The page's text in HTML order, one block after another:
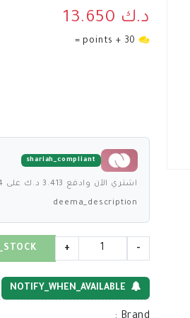
د.ك 13.650
shariah_compliant
اشتري الآن وادفع 3.413 د.ك على 4 دفعات بدون فوائد
deema_description
-
+
NOTIFY_WHEN_AVAILABLE